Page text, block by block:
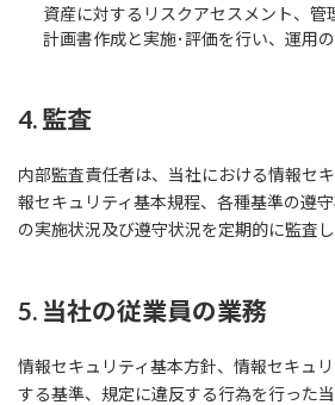
資産に対するリスクアセスメント、管
計画書作成と実施･評価を行い、運用
4. 監査
内部監査責任者は、当社における情報セ
報セキュリティ基本規程、各種基準の遵
の実施状況及び遵守状況を定期的に監査
5. 当社の従業員の業務
情報セキュリティ基本方針、情報セキュ
する基準、規定に違反する行為を行った